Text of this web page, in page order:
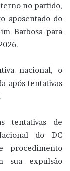
no partido,
aposentado do
Barbosa para
nacional, o
após tentativas
tentativas de
do DC
procedimento
sua expulsão